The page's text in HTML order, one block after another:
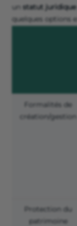
un statut juridique
quelques options
Formalités de
création/gestion
Protection du
patrimoine